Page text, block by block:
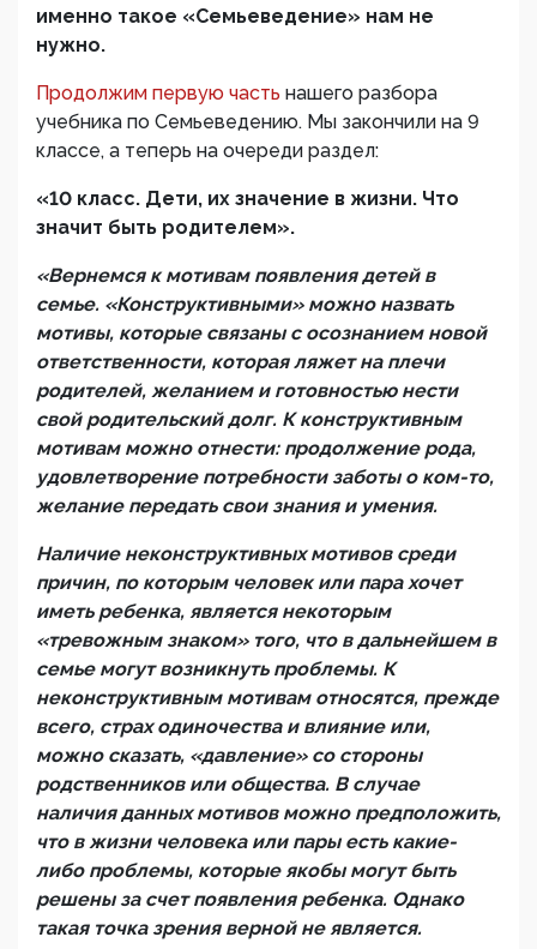
именно такое «Семьеведение» нам не
нужно.
Продолжим первую часть нашего разбора
учебника по Семьеведению. Мы закончили на 9
классе, а теперь на очереди раздел:
«10 класс. Дети, их значение в жизни. Что
значит быть родителем».
«Вернемся к мотивам появления детей в
семье. «Конструктивными» можно назвать
мотивы, которые связаны с осознанием новой
ответственности, которая ляжет на плечи
родителей, желанием и готовностью нести
свой родительский долг. К конструктивным
мотивам можно отнести: продолжение рода,
удовлетворение потребности заботы о ком-то,
желание передать свои знания и умения.
Наличие неконструктивных мотивов среди
причин, по которым человек или пара хочет
иметь ребенка, является некоторым
«тревожным знаком» того, что в дальнейшем в
семье могут возникнуть проблемы. К
неконструктивным мотивам относятся, прежде
всего, страх одиночества и влияние или,
можно сказать, «давление» со стороны
родственников или общества. В случае
наличия данных мотивов можно предположить,
что в жизни человека или пары есть какие-
либо проблемы, которые якобы могут быть
решены за счет появления ребенка. Однако
такая точка зрения верной не является.